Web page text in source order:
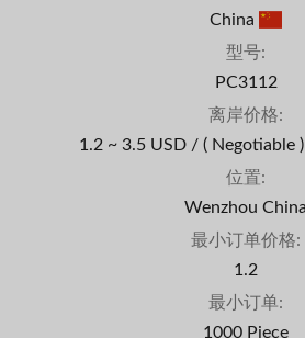
China
型号:
PC3112
离岸价格:
1.2 ~ 3.5 USD / ( Negotiable )
位置:
Wenzhou China
最小订单价格:
1.2
最小订单:
1000 Piece